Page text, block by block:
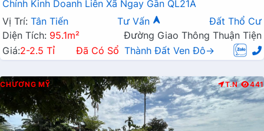
Chính Kinh Doanh Liên Xã Ngay Gần QL21A
Vị Trí: Tân Tiến Tư Vấn
Đất Thổ Cư
Diện Tích: 95.1m²
Đường Giao Thông Thuận Tiện
Giá:2-2.5 Tỉ Đã Có Sổ Thành Đất Ven Đô→
CHƯƠNG MỸ T.N 441